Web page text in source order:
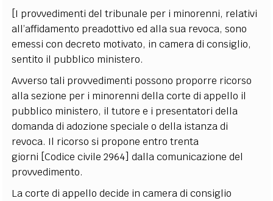
[I provvedimenti del tribunale per i minorenni, relativi
all’affidamento preadottivo ed alla sua revoca, sono
emessi con decreto motivato, in camera di consiglio,
sentito il pubblico ministero.
Avverso tali provvedimenti possono proporre ricorso
alla sezione per i minorenni della corte di appello il
pubblico ministero, il tutore e i presentatori della
domanda di adozione speciale o della istanza di
revoca. Il ricorso si propone entro trenta
giorni [Codice civile 2964] dalla comunicazione del
provvedimento.
La corte di appello decide in camera di consiglio